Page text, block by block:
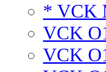
* VCK
VCK
VCK